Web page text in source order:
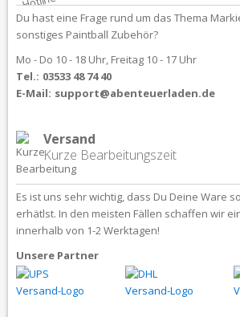
Du hast eine Frage rund um das Thema
sonstiges Paintball Zubehör?
Mo - Do 10 - 18 Uhr, Freitag 10 - 17 Uhr
Tel.: 03533 48 74 40
E-Mail: support@abenteuerladen.de
Versand
Kurze Bearbeitungszeit
Es ist uns sehr wichtig, dass Du Deine Ware
erhätlst. In den meisten Fällen schaffen wir
innerhalb von 1-2 Werktagen!
Unsere Partner